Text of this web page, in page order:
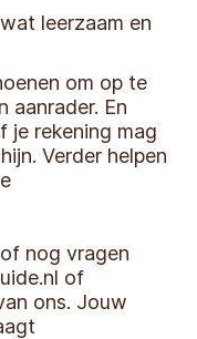
leerzaam en
om op te
aanrader. En
je rekening mag
Verder helpen
nog vragen
of
ons. Jouw